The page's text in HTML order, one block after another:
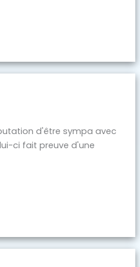
d'être sympa avec
ci fait preuve d'une